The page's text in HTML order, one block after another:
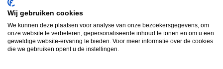
Wij gebruiken cookies
We kunnen deze plaatsen voor analyse van onze bezoekersgegevens, om
onze website te verbeteren, gepersonaliseerde inhoud te tonen en om u een
geweldige website-ervaring te bieden. Voor meer informatie over de cookies
die we gebruiken opent u de instellingen.